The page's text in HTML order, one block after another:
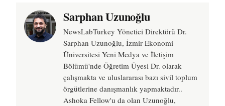
Sarphan Uzunoğlu
NewsLabTurkey Yönetici Direktörü Dr.
Sarphan Uzunoğlu, İzmir Ekonomi
Üniversitesi Yeni Medya ve İletişim
Bölümü'nde Öğretim Üyesi Dr. olarak
çalışmakta ve uluslararası bazı sivil toplum
örgütlerine danışmanlık yapmaktadır..
Ashoka Fellow'u da olan Uzunoğlu,